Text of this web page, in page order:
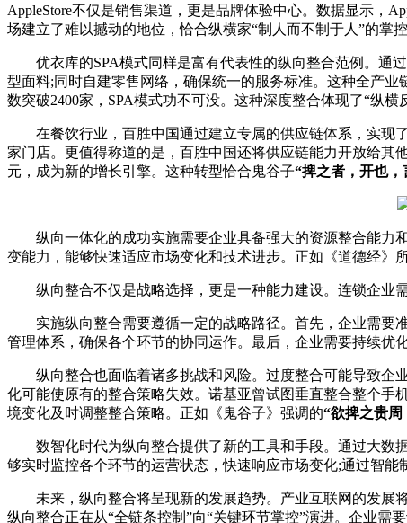
AppleStore不仅是销售渠道，更是品牌体验中心。数据显示，
场建立了难以撼动的地位，恰合纵横家“制人而不制于人”的掌控
优衣库的SPA模式同样是富有代表性的纵向整合范例。通过
型面料;同时自建零售网络，确保统一的服务标准。这种全产
数突破2400家，SPA模式功不可没。这种深度整合体现了“纵横
在餐饮行业，百胜中国通过建立专属的供应链体系，实现了
家门店。更值得称道的是，百胜中国还将供应链能力开放给其
元，成为新的增长引擎。这种转型恰合鬼谷子“捭之者，开也，
纵向一体化的成功实施需要企业具备强大的资源整合能力和
变能力，能够快速适应市场变化和技术进步。正如《道德经》
纵向整合不仅是战略选择，更是一种能力建设。连锁企业需
实施纵向整合需要遵循一定的战略路径。首先，企业需要准
管理体系，确保各个环节的协同运作。最后，企业需要持续优
纵向整合也面临着诸多挑战和风险。过度整合可能导致企业
化可能使原有的整合策略失效。诺基亚曾试图垂直整合整个
境变化及时调整整合策略。正如《鬼谷子》强调的“欲捭之贵周
数智化时代为纵向整合提供了新的工具和手段。通过大数
够实时监控各个环节的运营状态，快速响应市场变化;通过智
未来，纵向整合将呈现新的发展趋势。产业互联网的发展将
纵向整合正在从“全链条控制”向“关键环节掌控”演进。企业需